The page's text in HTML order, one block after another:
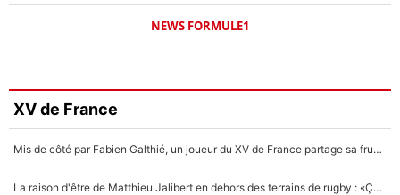
NEWS FORMULE1
XV de France
Mis de côté par Fabien Galthié, un joueur du XV de France partage sa frustration : «ils ne me l’ont pas dit tout de suite»
La raison d'être de Matthieu Jalibert en dehors des terrains de rugby : «Ça m'atteint autant que si tu touches à un membre de ma famille»